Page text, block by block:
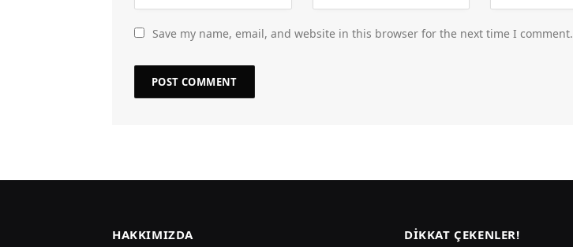
Save my name, email, and website in this browser for the next time I comment.
HAKKIMIZDA DIKKAT ÇEKENLER!